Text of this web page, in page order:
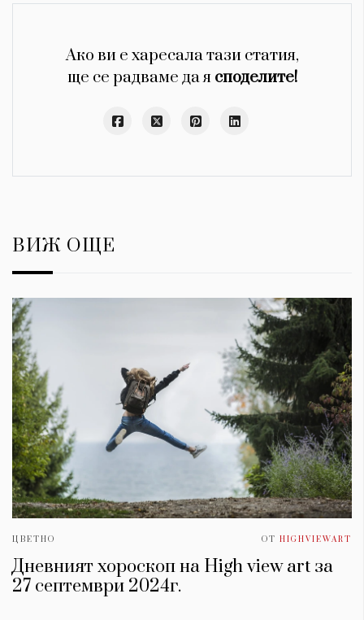
Ако ви е харесала тази статия,
ще се радваме да я споделите!
ВИЖ ОЩЕ
ЦВЕТНО ОТ HIGHVIEWART
Дневният хороскоп на High view art за
27 септември 2024г.